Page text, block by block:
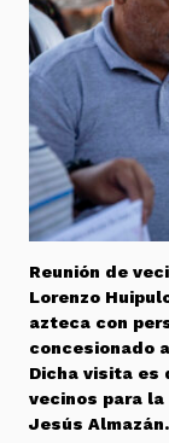
Reunión de
Lorenzo
azteca con
concesionado
Dicha visita es
vecinos para
Jesús Almazán.